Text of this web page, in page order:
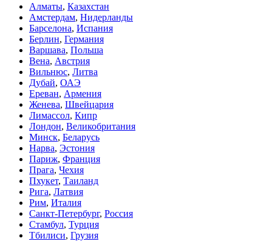
Алматы, Казахстан
Амстердам, Нидерланды
Барселона, Испания
Берлин, Германия
Варшава, Польша
Вена, Австрия
Вильнюс, Литва
Дубай, ОАЭ
Ереван, Армения
Женева, Швейцария
Лимассол, Кипр
Лондон, Великобритания
Минск, Беларусь
Нарва, Эстония
Париж, Франция
Прага, Чехия
Пхукет, Таиланд
Рига, Латвия
Рим, Италия
Санкт-Петербург, Россия
Стамбул, Турция
Тбилиси, Грузия